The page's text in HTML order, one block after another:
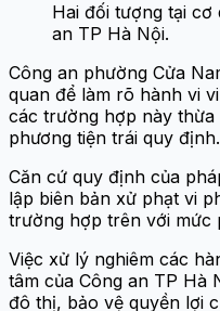
Hai đối tượng tại cơ
an TP Hà Nội.
Công an phường Cửa
quan để làm rõ hành vi
các trường hợp này
phương tiện trái quy định.
Căn cứ quy định của
lập biên bản xử phạt vi
trường hợp trên với mức
Việc xử lý nghiêm các
tâm của Công an TP Hà
đô thị, bảo vệ quyền lợi